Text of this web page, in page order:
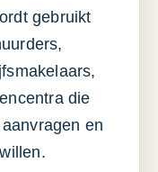
gebruikt
die
en